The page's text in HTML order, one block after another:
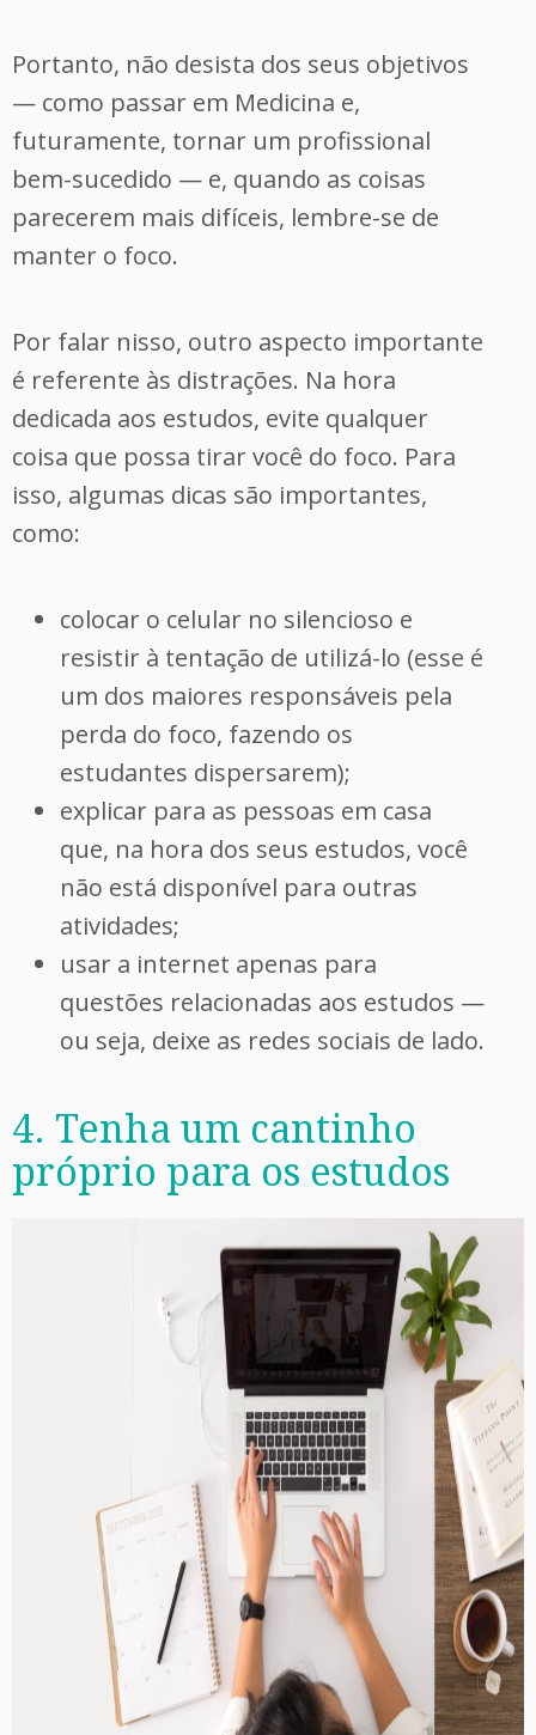
Portanto, não desista dos seus objetivos
— como passar em Medicina e,
futuramente, tornar um profissional
bem-sucedido — e, quando as coisas
parecerem mais difíceis, lembre-se de
manter o foco.
Por falar nisso, outro aspecto importante
é referente às distrações. Na hora
dedicada aos estudos, evite qualquer
coisa que possa tirar você do foco. Para
isso, algumas dicas são importantes,
como:
colocar o celular no silencioso e
resistir à tentação de utilizá-lo (esse é
um dos maiores responsáveis ​​pela
perda do foco, fazendo os
estudantes dispersarem);
explicar para as pessoas em casa
que, na hora dos seus estudos, você
não está disponível para outras
atividades;
usar a internet apenas para
questões relacionadas aos estudos —
ou seja, deixe as redes sociais de lado.
4. Tenha um cantinho
próprio para os estudos